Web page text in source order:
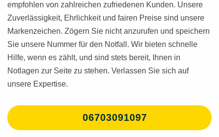
empfohlen von zahlreichen zufriedenen Kunden. Unsere
Zuverlässigkeit, Ehrlichkeit und fairen Preise sind unsere
Markenzeichen. Zögern Sie nicht anzurufen und speichern
Sie unsere Nummer für den Notfall. Wir bieten schnelle
Hilfe, wenn es zählt, und sind stets bereit, Ihnen in
Notlagen zur Seite zu stehen. Verlassen Sie sich auf
unsere Expertise.
06703091097